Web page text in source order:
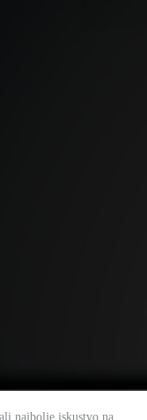
najbolje iskustvo na